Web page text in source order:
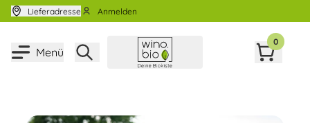
Zum Inhalt springen
Lieferadresse Anmelden
Menü
0